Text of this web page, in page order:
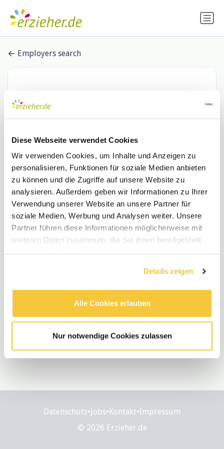
Diese Webseite verwendet Cookies
Wir verwenden Cookies, um Inhalte und Anzeigen zu
personalisieren, Funktionen für soziale Medien anbieten
zu können und die Zugriffe auf unsere Website zu
analysieren. Außerdem geben wir Informationen zu Ihrer
Verwendung unserer Website an unsere Partner für
soziale Medien, Werbung und Analysen weiter. Unsere
Partner führen diese Informationen möglicherweise mit
weiteren Daten zusammen, die Sie ihnen bereitgestellt
Details zeigen
Alle Cookies erlauben
Nur notwendige Cookies zulassen
Employers search
SWS Seminargesellschaft für
Wirtschaft und Soziales mbH
0 Stellenangebote
Datenschutz•Jobs•Kontakt•Impressum
© 2026 Erzieher.de